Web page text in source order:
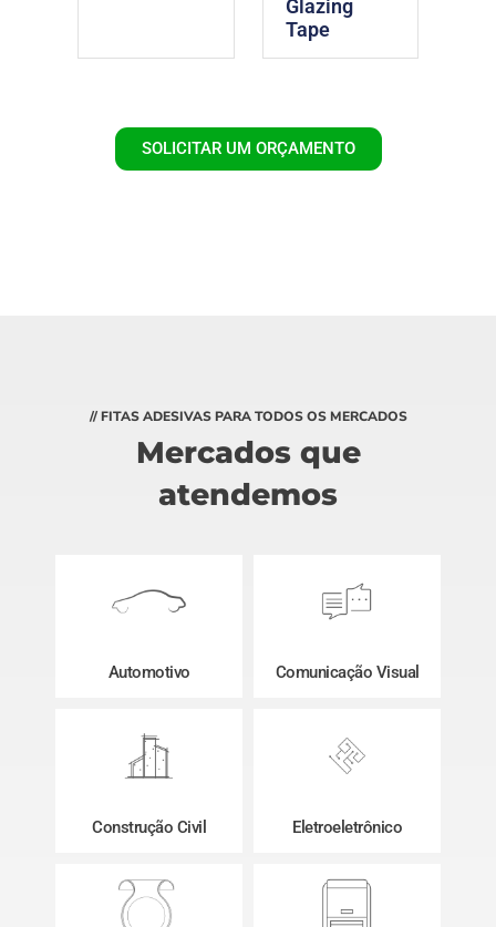
Glazing
Tape
SOLICITAR UM ORÇAMENTO
// FITAS ADESIVAS PARA TODOS OS MERCADOS
Mercados que
atendemos
Automotivo Comunicação Visual
Construção Civil Eletroeletrônico